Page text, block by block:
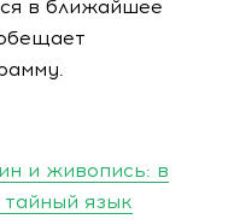
в ближайшее
и живопись: в
язык